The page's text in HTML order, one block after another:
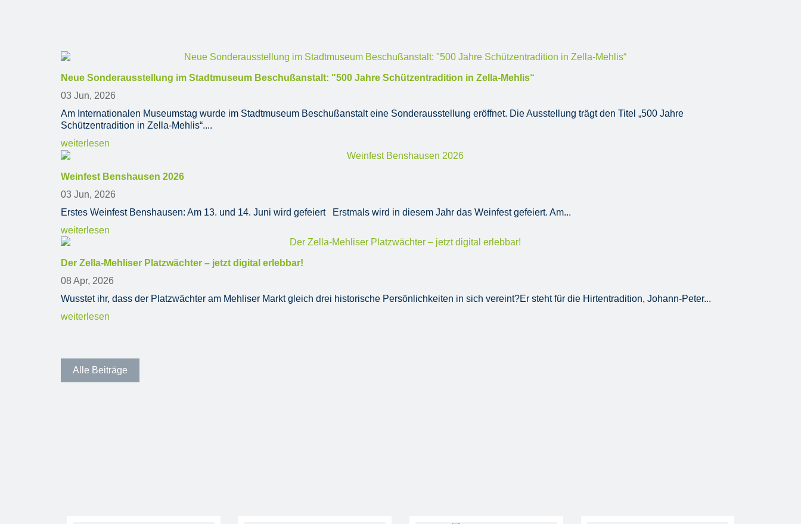
Neue Sonderausstellung im Stadtmuseum Beschußanstalt: "500 Jahre Schützentradition in Zella-Mehlis“
03 Jun, 2026
Am Internationalen Museumstag wurde im Stadtmuseum Beschußanstalt eine Sonderausstellung eröffnet. Die Ausstellung trägt den Titel „500 Jahre
Schützentradition in Zella-Mehlis“....
weiterlesen
Weinfest Benshausen 2026
03 Jun, 2026
Erstes Weinfest Benshausen: Am 13. und 14. Juni wird gefeiert Erstmals wird in diesem Jahr das Weinfest gefeiert. Am...
weiterlesen
Der Zella-Mehliser Platzwächter – jetzt digital erlebbar!
08 Apr, 2026
Wusstet ihr, dass der Platzwächter am Mehliser Markt gleich drei historische Persönlichkeiten in sich vereint?Er steht für die Hirtentradition, Johann-Peter...
weiterlesen
Alle Beiträge